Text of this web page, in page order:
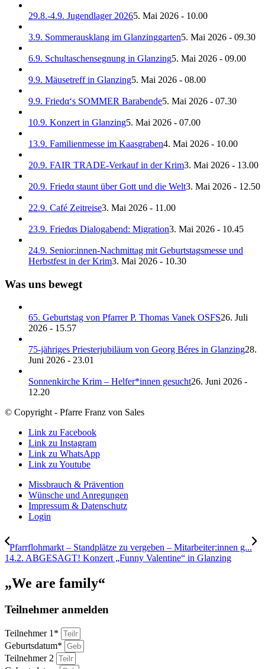
29.8.-4.9. Jugendlager 20265. Mai 2026 - 10.00
3.9. Sommerausklang im Glanzinggarten5. Mai 2026 - 09.30
6.9. Schultaschensegnung in Glanzing5. Mai 2026 - 09.00
9.9. Mäusetreff in Glanzing5. Mai 2026 - 08.00
9.9. Friedα‘s SOMMER Barabende5. Mai 2026 - 07.30
10.9. Konzert in Glanzing5. Mai 2026 - 07.00
13.9. Familienmesse im Kaasgraben4. Mai 2026 - 10.00
20.9. FAIR TRADE-Verkauf in der Krim3. Mai 2026 - 13.00
20.9. Friedα staunt über Gott und die Welt3. Mai 2026 - 12.50
22.9. Café Zeitreise3. Mai 2026 - 11.00
23.9. Friedαs Dialogabend: Migration3. Mai 2026 - 10.45
24.9. Senior:innen-Nachmittag mit Geburtstagsmesse und
Herbstfest in der Krim3. Mai 2026 - 10.30
Was uns bewegt
65. Geburtstag von Pfarrer P. Thomas Vanek OSFS26. Juli
2026 - 15.57
75-jähriges Priesterjubiläum von Georg Béres in Glanzing28.
Juni 2026 - 23.01
Sonnenkirche Krim – Helfer*innen gesucht26. Juni 2026 -
12.20
© Copyright - Pfarre Franz von Sales
Link zu Facebook
Link zu Instagram
Link zu WhatsApp
Link zu Youtube
Missbrauch & Prävention
Wünsche und Anregungen
Impressum & Datenschutz
Login
Pfarrflohmarkt – Standplätze zu vergeben – Mitarbeiter:innen g...
14.2. ABGESAGT! Konzert „Funny Valentine“ in Glanzing
„We are family“
Teilnehmer anmelden
Teilnehmer 1*
Geburtsdatum*
Teilnehmer 2